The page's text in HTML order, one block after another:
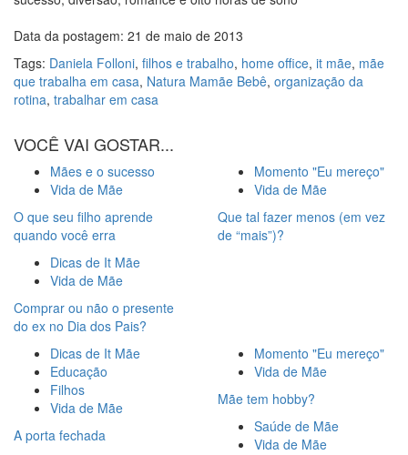
Data da postagem: 21 de maio de 2013
Tags: Daniela Folloni, filhos e trabalho, home office, it mãe, mãe
que trabalha em casa, Natura Mamãe Bebê, organização da
rotina, trabalhar em casa
VOCÊ VAI GOSTAR...
Mães e o sucesso
Vida de Mãe
O que seu filho aprende
quando você erra
Momento "Eu mereço"
Vida de Mãe
Que tal fazer menos (em vez
de “mais”)?
Dicas de It Mãe
Vida de Mãe
Comprar ou não o presente
do ex no Dia dos Pais?
Dicas de It Mãe
Educação
Filhos
Vida de Mãe
A porta fechada
Momento "Eu mereço"
Vida de Mãe
Mãe tem hobby?
Saúde de Mãe
Vida de Mãe